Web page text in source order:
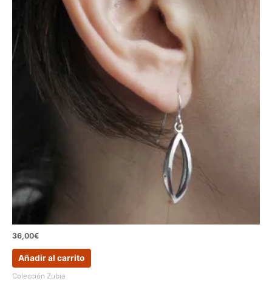
36,00€
Añadir al carrito
Colección Zubia